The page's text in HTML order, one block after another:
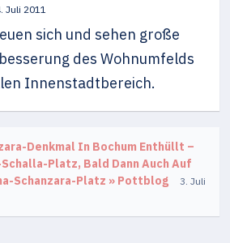
Juli 2011
sich und sehen große
des Wohnumfelds
Innenstadtbereich.
Denkmal In Bochum Enthüllt –
Platz, Bald Dann Auch Auf
Schanzara-Platz » Pottblog
3. Juli